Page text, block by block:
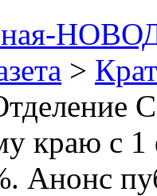
>
краю с 1
Анонс